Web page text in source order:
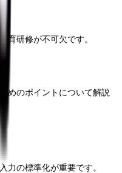
育研修が不可欠です。
めのポイントについて解説
力の標準化が重要です。